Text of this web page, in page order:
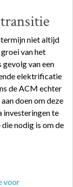
niet altijd
van het
gevolg van een
elektrificatie
de ACM echter
doen om deze
investeringen te
nodig is om de
voor